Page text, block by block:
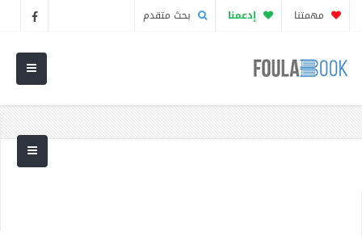
مهمتنا إدعمنا بحث متقدم